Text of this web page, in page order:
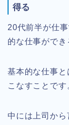
得る
20代前半が仕
的な仕事ができ
基本的な仕事と
こなすことです
中には上司か